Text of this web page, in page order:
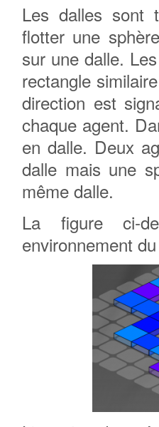
Les dalles sont
flotter une
sur une dalle.
rectangle
direction est
chaque agent.
en dalle. Deux
dalle mais une
même dalle.
La figure ci-
environnement